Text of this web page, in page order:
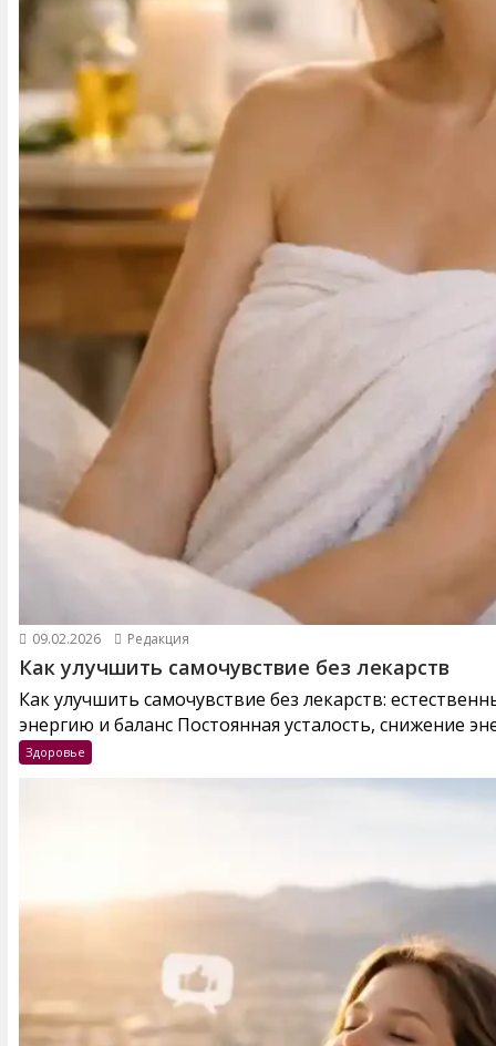
09.02.2026 Редакция
Как улучшить самочувствие без лекарств
Как улучшить самочувствие без лекарств:
энергию и баланс Постоянная усталость, снижение
Здоровье